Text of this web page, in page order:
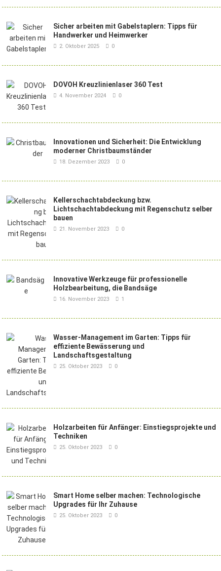
Sicher arbeiten mit Gabelstaplern: Tipps für
Handwerker und Heimwerker
2. Oktober 2025 0
DOVOH Kreuzlinienlaser 360 Test
4. November 2024 0
Innovationen und Sicherheit: Die Entwicklung
moderner Christbaumständer
18. Dezember 2023 0
Kellerschachtabdeckung bzw.
Lichtschachtabdeckung mit Regenschutz selber
bauen
21. November 2023 0
Innovative Werkzeuge für professionelle
Holzbearbeitung, die Bandsäge
16. November 2023 1
Wasser-Management im Garten: Tipps für
effiziente Bewässerung und
Landschaftsgestaltung
25. Oktober 2023 0
Holzarbeiten für Anfänger: Einstiegsprojekte und
Techniken
25. Oktober 2023 0
Smart Home selber machen: Technologische
Upgrades für Ihr Zuhause
25. Oktober 2023 0